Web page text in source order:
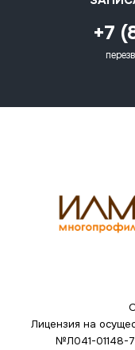
+7
Лицензия на
№Л041-01148-